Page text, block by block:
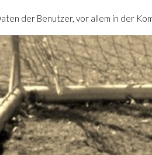
der Benutzer, vor allem in der